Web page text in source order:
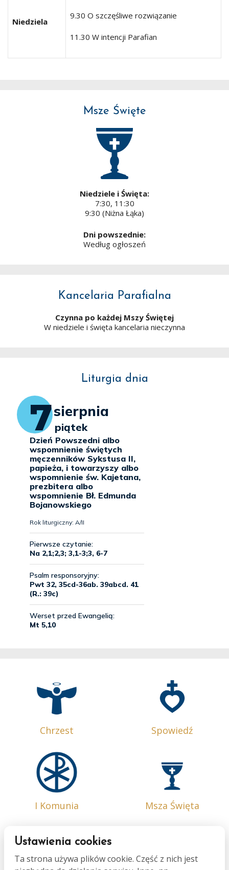
Niedziela
9.30 O szczęśliwe rozwiązanie
11.30 W intencji Parafian
Msze Święte
Niedziele i Święta:
7:30, 11:30
9:30 (Niżna Łąka)
Dni powszednie:
Według ogłoszeń
Kancelaria Parafialna
Czynna po każdej Mszy Świętej
W niedziele i święta kancelaria nieczynna
Liturgia dnia
Chrzest Spowiedź
I Komunia Msza Święta
Ustawienia cookies
Ta strona używa plików cookie. Część z nich jest